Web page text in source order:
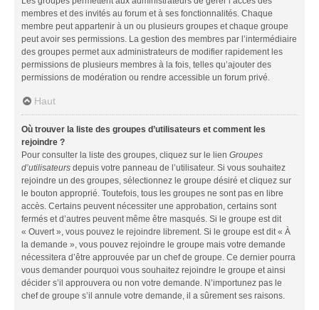
membres et des invités au forum et à ses fonctionnalités. Chaque
membre peut appartenir à un ou plusieurs groupes et chaque groupe
peut avoir ses permissions. La gestion des membres par l’intermédiaire
des groupes permet aux administrateurs de modifier rapidement les
permissions de plusieurs membres à la fois, telles qu’ajouter des
permissions de modération ou rendre accessible un forum privé.
Haut
Où trouver la liste des groupes d’utilisateurs et comment les
rejoindre ?
Pour consulter la liste des groupes, cliquez sur le lien Groupes
d’utilisateurs depuis votre panneau de l’utilisateur. Si vous souhaitez
rejoindre un des groupes, sélectionnez le groupe désiré et cliquez sur
le bouton approprié. Toutefois, tous les groupes ne sont pas en libre
accès. Certains peuvent nécessiter une approbation, certains sont
fermés et d’autres peuvent même être masqués. Si le groupe est dit
« Ouvert », vous pouvez le rejoindre librement. Si le groupe est dit « À
la demande », vous pouvez rejoindre le groupe mais votre demande
nécessitera d’être approuvée par un chef de groupe. Ce dernier pourra
vous demander pourquoi vous souhaitez rejoindre le groupe et ainsi
décider s’il approuvera ou non votre demande. N’importunez pas le
chef de groupe s’il annule votre demande, il a sûrement ses raisons.